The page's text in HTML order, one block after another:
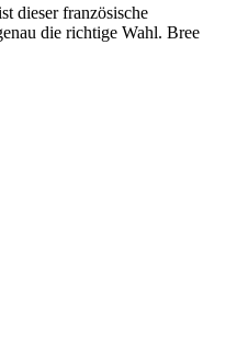
dieser französische
die richtige Wahl. Bree